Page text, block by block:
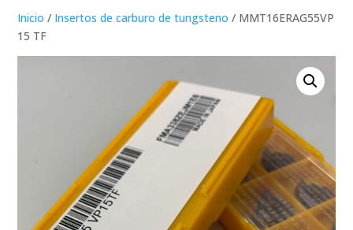
Inicio / Insertos de carburo de tungsteno / MMT16ERAG55VP
15 TF